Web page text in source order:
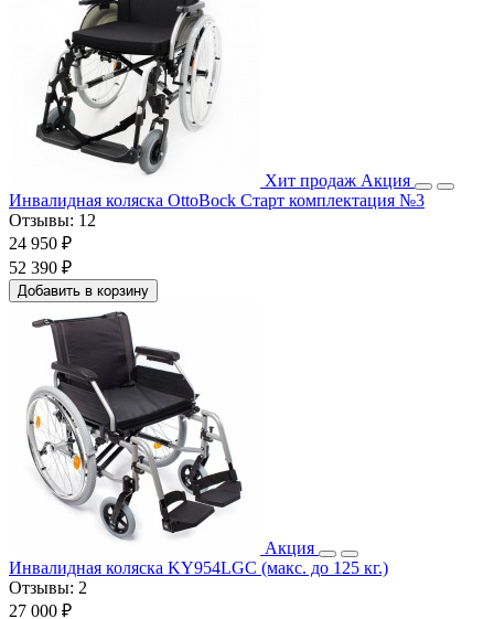
Хит продаж Акция
Инвалидная коляска OttoBock Старт комплектация №3
Отзывы: 12
24 950 ₽
52 390 ₽
Добавить в корзину
Акция
Инвалидная коляска KY954LGC (макс. до 125 кг.)
Отзывы: 2
27 000 ₽